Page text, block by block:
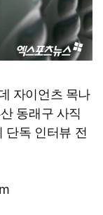
자이언츠 목나
동래구 사직
단독 인터뷰 전